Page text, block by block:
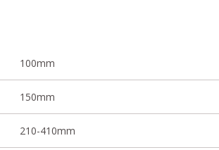
100mm
150mm
210-410mm